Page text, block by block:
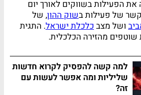
הפעילות בשווקים לאורך יום
של פעילות בשוק ההון, של
ושל מצב כלכלת ישראל. התגית
שוטפים מהזירה הכלכלית.
למה קשה להפסיק לקרוא חדשות
שליליות ומה אפשר לעשות עם
זה?